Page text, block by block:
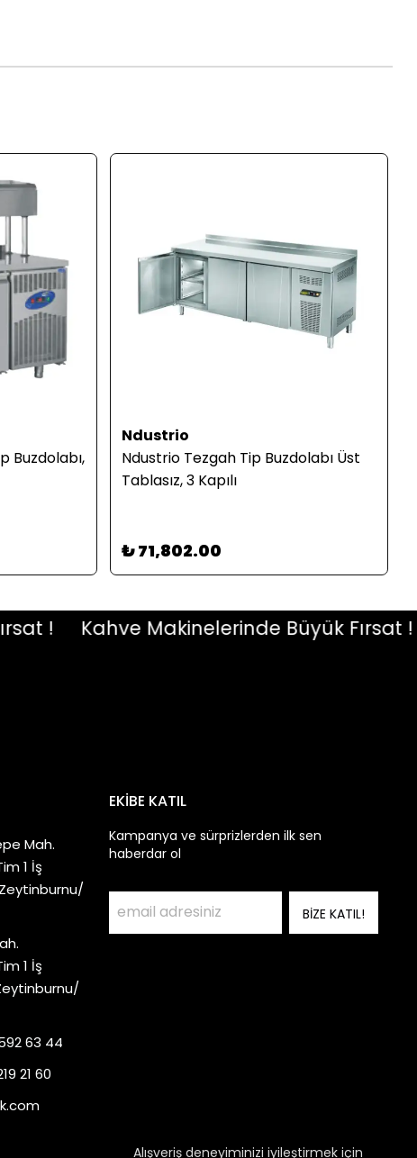
Alışveriş deneyiminizi iyileştirmek için
Buzdolabı,
Ndustrio
Ndustrio Tezgah Tip Buzdolabı Üst
Tablasız, 3 Kapılı
₺ 71,802.00
! Kahve Makinelerinde Büyük Fırsat !
Mah.
1 İş
1 İş
63 44
21 60
EKİBE KATIL
Kampanya ve sürprizlerden ilk sen
haberdar ol
BİZE KATIL!